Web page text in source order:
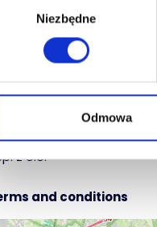
Niezbędne
Odmowa
the
z o.o.
and conditions